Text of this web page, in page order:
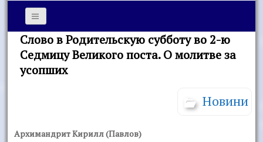
Слово в Родительскую субботу во 2-ю
Седмицу Великого поста. О молитве за
усопших
Новини
Архимандрит Кирилл (Павлов)